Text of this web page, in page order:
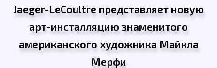
Jaeger-LeCoultre представляет новую
арт-инсталляцию знаменитого
американского художника Майкла
Мерфи